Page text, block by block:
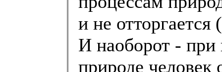
и не
И наоборот - при
природе человек